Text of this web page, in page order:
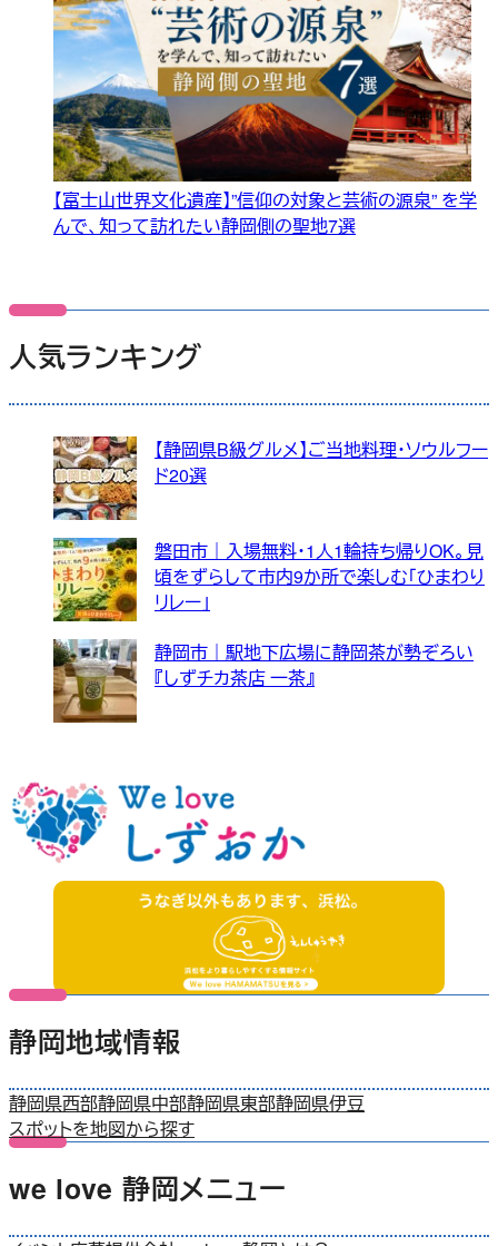
【富士山世界文化遺産】”信仰の対象と芸術の源泉” を学
んで、知って訪れたい静岡側の聖地7選
人気ランキング
【静岡県B級グルメ】ご当地料理・ソウルフー
ド20選
磐田市｜入場無料・1人1輪持ち帰りOK。見
頃をずらして市内9か所で楽しむ「ひまわり
リレー」
静岡市｜駅地下広場に静岡茶が勢ぞろい
『しずチカ茶店 一茶』
静岡地域情報
静岡県西部静岡県中部静岡県東部静岡県伊豆
スポットを地図から探す
we love 静岡メニュー